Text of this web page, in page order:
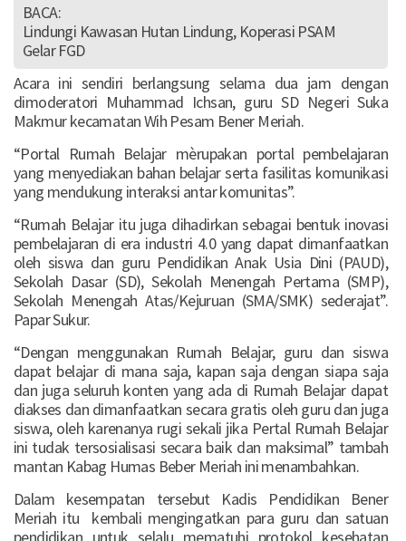
BACA:
Lindungi Kawasan Hutan Lindung, Koperasi PSAM
Gelar FGD
Acara ini sendiri berlangsung selama dua jam dengan
dimoderatori Muhammad Ichsan, guru SD Negeri Suka
Makmur kecamatan Wih Pesam Bener Meriah.
“Portal Rumah Belajar mèrupakan portal pembelajaran
yang menyediakan bahan belajar serta fasilitas komunikasi
yang mendukung interaksi antar komunitas”.
“Rumah Belajar itu juga dihadirkan sebagai bentuk inovasi
pembelajaran di era industri 4.0 yang dapat dimanfaatkan
oleh siswa dan guru Pendidikan Anak Usia Dini (PAUD),
Sekolah Dasar (SD), Sekolah Menengah Pertama (SMP),
Sekolah Menengah Atas/Kejuruan (SMA/SMK) sederajat”.
Papar Sukur.
“Dengan menggunakan Rumah Belajar, guru dan siswa
dapat belajar di mana saja, kapan saja dengan siapa saja
dan juga seluruh konten yang ada di Rumah Belajar dapat
diakses dan dimanfaatkan secara gratis oleh guru dan juga
siswa, oleh karenanya rugi sekali jika Pertal Rumah Belajar
ini tudak tersosialisasi secara baik dan maksimal” tambah
mantan Kabag Humas Beber Meriah ini menambahkan.
Dalam kesempatan tersebut Kadis Pendidikan Bener
Meriah itu kembali mengingatkan para guru dan satuan
pendidikan untuk selalu mematuhi protokol kesehatan